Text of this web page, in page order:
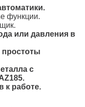
функции.
или давления в
с
к работе.